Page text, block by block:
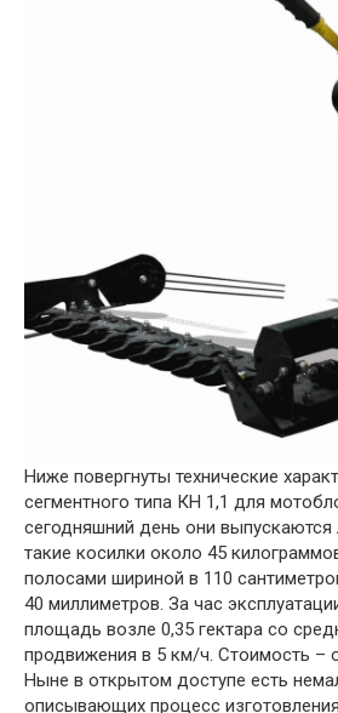
Ниже повергнуты технические
сегментного типа КН 1,1 для
сегодняшний день они
такие косилки около 45
полосами шириной в 110
40 миллиметров. За час
площадь возле 0,35 гектара со
продвижения в 5 км/ч. Стоимость –
Ныне в открытом доступе есть
описывающих процесс